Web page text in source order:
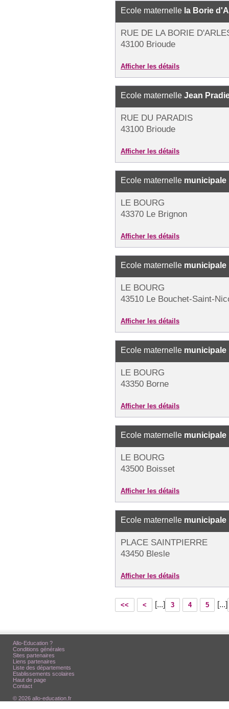
Ecole maternelle la Borie
RUE DE LA BORIE
43100 Brioude
Afficher les détails
Ecole maternelle Jean
RUE DU PARADIS
43100 Brioude
Afficher les détails
Ecole maternelle municipale
LE BOURG
43370 Le Brignon
Afficher les détails
Ecole maternelle municipale
LE BOURG
43510 Le Bouchet-Saint-
Afficher les détails
Ecole maternelle municipale
LE BOURG
43350 Borne
Afficher les détails
Ecole maternelle municipale
LE BOURG
43500 Boisset
Afficher les détails
Ecole maternelle municipale
PLACE SAINTPIERRE
43450 Blesle
Afficher les détails
<< < [...] 3 4 5 [...]
Allo-Education ?
Conditions générales
Sites partenaires
Liens partenaires
Liste des départements
Etablissements scolaires
Haut de page
Contact
© 2026 allo-education.fr